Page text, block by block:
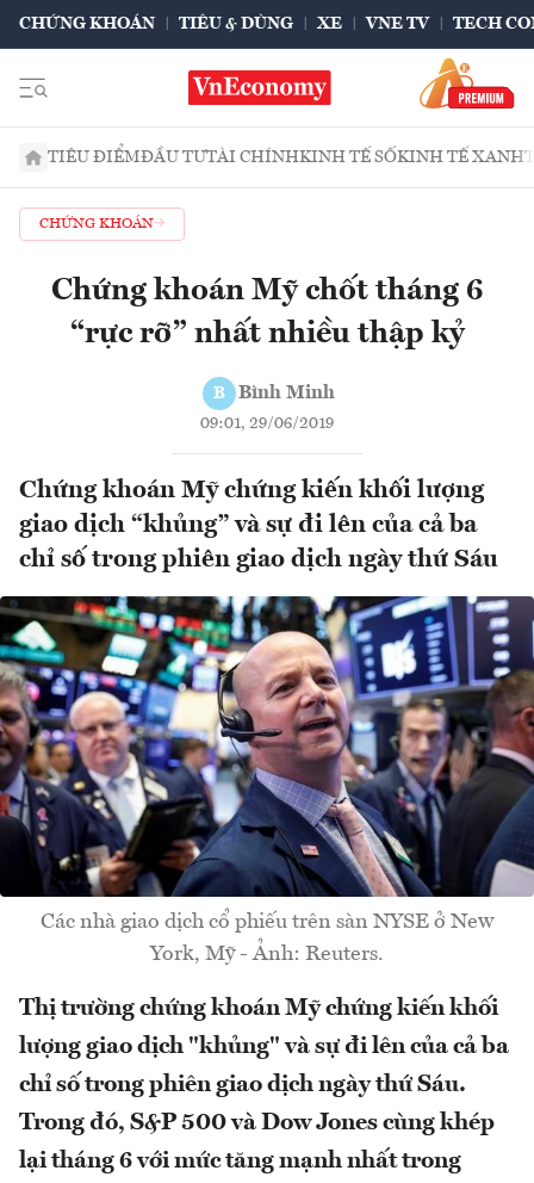
CHỨNG KHOÁN TIÊU & DÙNG XE VNE TV TECH
TIÊU ĐIỂMĐẦU TƯTÀI CHÍNHKINH TẾ SỐKINH TẾ XANH
CHỨNG KHOÁN
Chứng khoán Mỹ chốt tháng 6
“rực rỡ” nhất nhiều thập kỷ
B Bình Minh
09:01, 29/06/2019
Chứng khoán Mỹ chứng kiến khối lượng
giao dịch “khủng” và sự đi lên của cả ba
chỉ số trong phiên giao dịch ngày thứ Sáu
Các nhà giao dịch cổ phiếu trên sàn NYSE ở New
York, Mỹ - Ảnh: Reuters.
Thị trường chứng khoán Mỹ chứng kiến khối
lượng giao dịch "khủng" và sự đi lên của cả ba
chỉ số trong phiên giao dịch ngày thứ Sáu.
Trong đó, S&P 500 và Dow Jones cùng khép
lại tháng 6 với mức tăng mạnh nhất trong